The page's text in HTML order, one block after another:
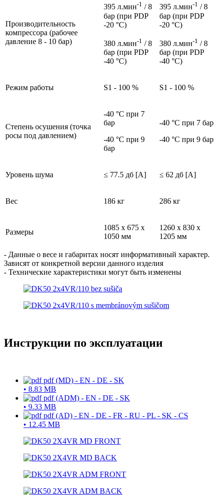
Производительность
компрессора (pабочее
давление 8 - 10 бар)
395 л.мин-1 / 8
бар (при PDP
-20 °C)
380 л.мин-1 / 8
бар (при PDP
-40 °C)
395 л.мин-1 / 8
бар (при PDP
-20 °C)
380 л.мин-1 / 8
бар (при PDP
-40 °C)
Pежим работы S1 - 100 % S1 - 100 %
Степень осушения (точка
росы под давлением)
-40 °C при 7
бар
-40 °C при 9
бар
-40 °C при 7 бар
-40 °C при 9 бар
Уровень шума ≤ 77.5 дб [A] ≤ 62 дб [A]
Вес 186 кг 286 кг
Размеры
1085 x 675 x
1050 мм
1260 x 830 x
1205 мм
- Данные о весе и габаритах носят информативный характер.
Зависят от конкретной версии данного изделия
- Технические характеристики могут быть изменены
Инструкции по эксплуатации
pdf(MD) - EN - DE - SK
• 8.83 MB
pdf(ADM) - EN - DE - SK
• 9.33 MB
pdf(AD) - EN - DE - FR - RU - PL - SK - CS
• 12.45 MB